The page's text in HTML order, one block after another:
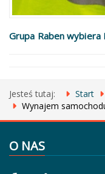
Grupa Raben wybiera
Jesteś tutaj: Start
Wynajem
O NAS